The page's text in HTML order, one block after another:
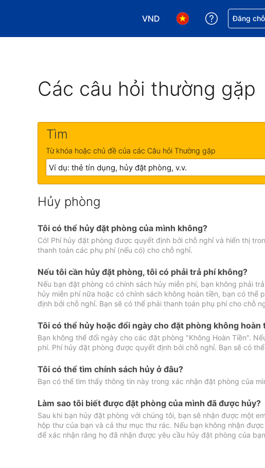
VND
Chọn loại tiền tệ của bạn.
Chọn ngôn ngữ của
Nhận trợ
Đăng
Các câu hỏi thường gặp
Tìm
Từ khóa hoặc chủ đề của các Câu hỏi Thường gặp
Hủy phòng
Tôi có thể hủy đặt phòng của mình không?
Có! Phí hủy đặt phòng được quyết định bởi chỗ nghỉ và hiển thị
thanh toán các phụ phí (nếu có) cho chỗ nghỉ.
Nếu tôi cần hủy đặt phòng, tôi có phải trả phí không?
Nếu bạn đặt phòng có chính sách hủy miễn phí, bạn không phải
hủy miễn phí nữa hoặc có chính sách không hoàn tiền, bạn có
định bởi chỗ nghỉ. Bạn sẽ có thể phải thanh toán phụ phí cho chỗ
Tôi có thể hủy hoặc đổi ngày cho đặt phòng không hoàn
Bạn không thể đổi ngày cho các đặt phòng "Không Hoàn Tiền".
phí. Phí hủy đặt phòng được quyết định bởi chỗ nghỉ. Bạn sẽ có
Tôi có thể tìm chính sách hủy ở đâu?
Bạn có thể tìm thấy thông tin này trong xác nhận đặt phòng của
Làm sao tôi biết được đặt phòng của mình đã được hủy?
Sau khi bạn hủy đặt phòng với chúng tôi, bạn sẽ nhận được một
hộp thư của bạn và cả thư mục thư rác. Nếu bạn không nhận
để xác nhận rằng họ đã nhận được yêu cầu hủy đặt phòng của